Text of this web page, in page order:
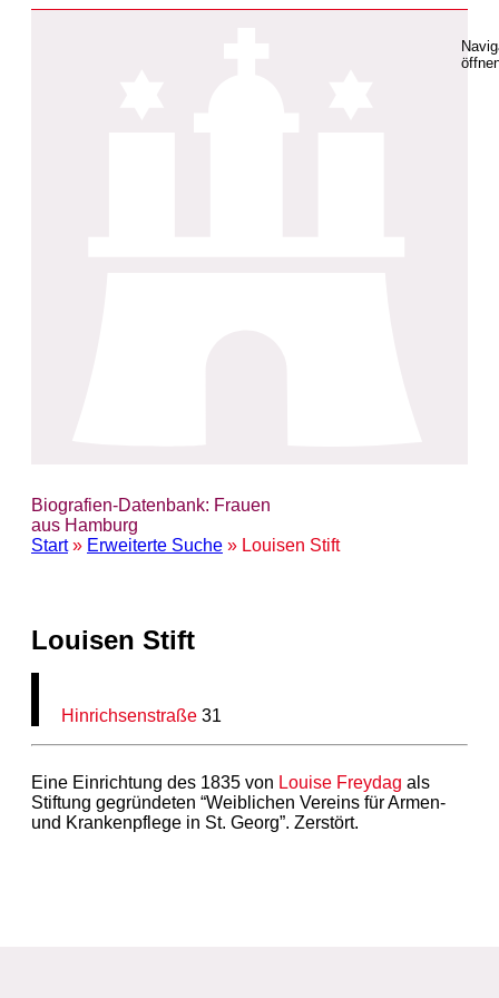
Biografien-Datenbank: Frauen
aus Hamburg
Start» Erweiterte Suche » Louisen Stift
Louisen Stift
Hinrichsenstraße 31
Eine Einrichtung des 1835 von Louise Freydag als
Stiftung gegründeten “Weiblichen Vereins für Armen-
und Krankenpflege in St. Georg”. Zerstört.